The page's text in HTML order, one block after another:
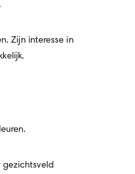
Zijn interesse in
gezichtsveld